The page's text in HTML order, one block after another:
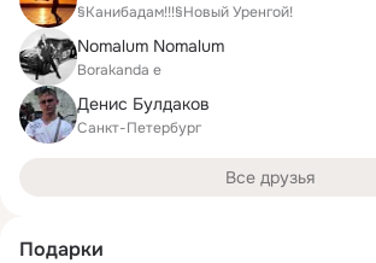
§Канибадам!!!§Новый Уренгой!
Nomalum Nomalum
Borakanda e
Денис Булдаков
Санкт-Петербург
Все друзья
Подарки